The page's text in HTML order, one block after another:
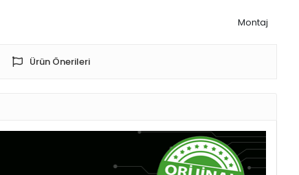
Montaj
Ürün Önerileri